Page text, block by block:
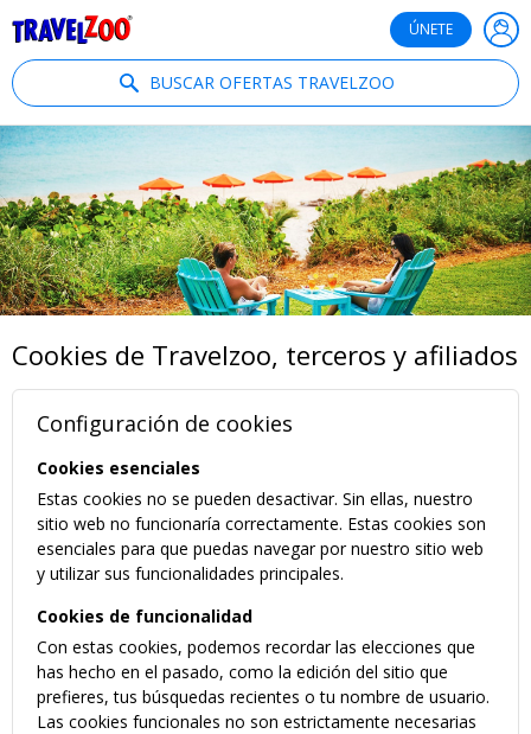
ÚNETE
BUSCAR OFERTAS TRAVELZOO
Cookies de Travelzoo, terceros y afiliados
Configuración de cookies
Cookies esenciales
Estas cookies no se pueden desactivar. Sin ellas, nuestro
sitio web no funcionaría correctamente. Estas cookies son
esenciales para que puedas navegar por nuestro sitio web
y utilizar sus funcionalidades principales.
Cookies de funcionalidad
Con estas cookies, podemos recordar las elecciones que
has hecho en el pasado, como la edición del sitio que
prefieres, tus búsquedas recientes o tu nombre de usuario.
Las cookies funcionales no son estrictamente necesarias